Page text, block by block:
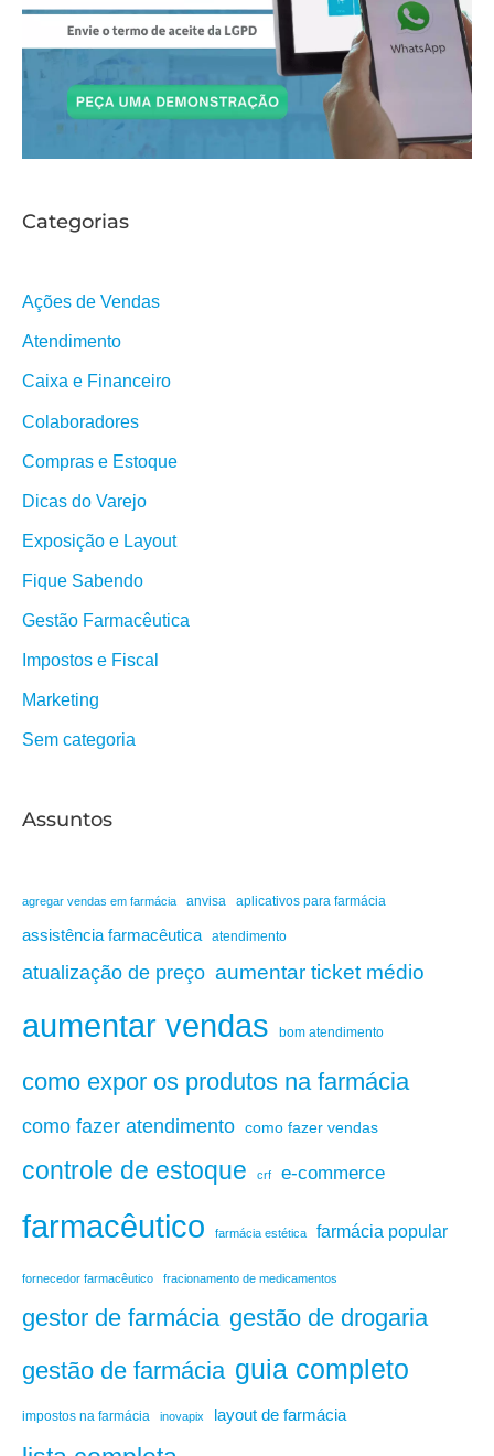
Categorias
Ações de Vendas
Atendimento
Caixa e Financeiro
Colaboradores
Compras e Estoque
Dicas do Varejo
Exposição e Layout
Fique Sabendo
Gestão Farmacêutica
Impostos e Fiscal
Marketing
Sem categoria
Assuntos
agregar vendas em farmácia anvisa aplicativos para farmácia
assistência farmacêutica atendimento
atualização de preço aumentar ticket médio
aumentar vendas bom atendimento
como expor os produtos na farmácia
como fazer atendimento como fazer vendas
controle de estoque crf e-commerce
farmacêutico farmácia estética farmácia popular
fornecedor farmacêutico fracionamento de medicamentos
gestor de farmácia gestão de drogaria
gestão de farmácia guia completo
impostos na farmácia inovapix layout de farmácia